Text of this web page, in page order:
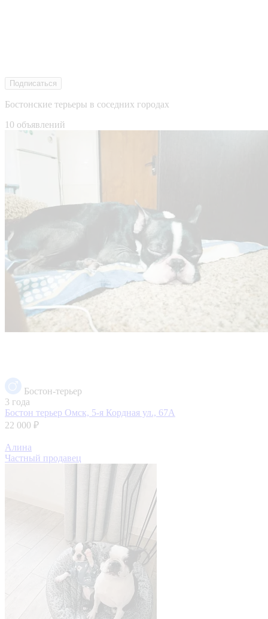
Подписаться
Бостонские терьеры в соседних городах
10 объявлений
Бостон-терьер
3 года
Бостон терьер Омск, 5-я Кордная ул., 67А
22 000 ₽
Алина
Частный продавец